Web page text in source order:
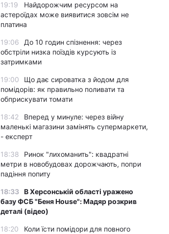
19:19
Найдорожчим ресурсом на
астероїдах може виявитися зовсім не
платина
19:06
До 10 годин спізнення: через
обстріли низка поїздів курсують із
затримками
19:00
Що дає сироватка з йодом для
помідорів: як правильно поливати та
обприскувати томати
18:42
Вперед у минуле: через війну
маленькі магазини замінять супермаркети,
- експерт
18:38
Ринок "лихоманить": квадратні
метри в новобудовах дорожчають, попри
падіння попиту
18:33 В Херсонській області уражено
базу ФСБ "Беня House": Мадяр розкрив
деталі (відео)
18:20
Коли їсти помідори для повного